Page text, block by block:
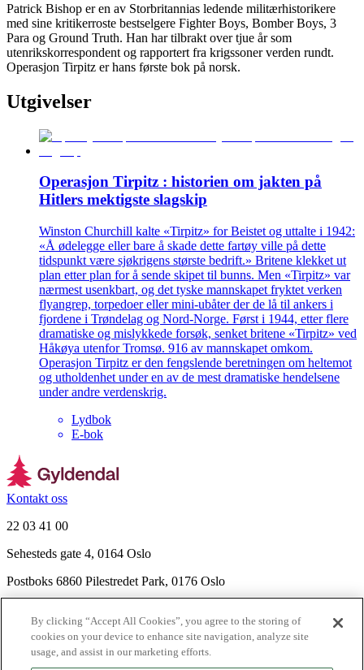
Patrick Bishop er en av Storbritannias ledende militærhistorikere
med sine kritikerroste bestselgere Fighter Boys, Bomber Boys, 3
Para og Ground Truth. Han har tilbrakt over tjue år som
utenrikskorrespondent og rapportert fra krigssoner verden rundt.
Operasjon Tirpitz er hans første bok på norsk.
Utgivelser
Operasjon Tirpitz : historien om jakten på
Hitlers mektigste slagskip
Winston Churchill kalte «Tirpitz» for Beistet og uttalte i 1942:
«Å ødelegge eller bare å skade dette fartøy ville på dette
tidspunkt være sjøkrigens største bedrift.» Britene klekket ut
plan etter plan for å sende skipet til bunns. Men «Tirpitz» var
nærmest usenkbart, og det tyske mannskapet fryktet verken
flyangrep, torpedoer eller mini-ubåter der de lå til ankers i
fjordene i Trøndelag og Nord-Norge. Først i 1944, etter flere
dramatiske og mislykkede forsøk, senket britene «Tirpitz» ved
Håkøya utenfor Tromsø. 916 av mannskapet omkom.
Operasjon Tirpitz er den fengslende beretningen om heltemot
og utholdenhet under en av de mest dramatiske hendelsene
under andre verdenskrig.
Lydbok
E-bok
Kontakt oss
22 03 41 00
Sehesteds gate 4, 0164 Oslo
Postboks 6860 Pilestredet Park, 0176 Oslo
Nyhetsbrev
Ledige stillinger
Send inn manus
By clicking “Accept All Cookies”, you agree to the storing of
cookies on your device to enhance site navigation, analyze site
usage, and assist in our marketing efforts.